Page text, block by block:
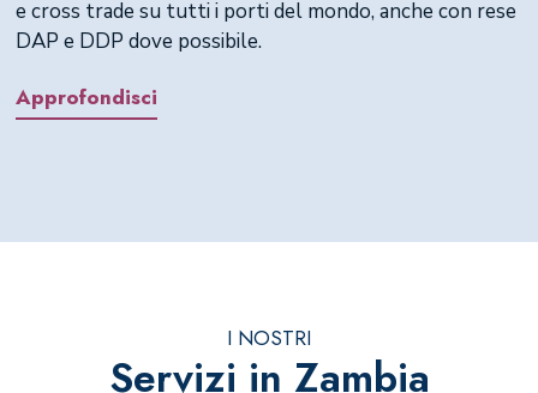
e cross trade su tutti i porti del mondo, anche con rese
DAP e DDP dove possibile.
Approfondisci
I NOSTRI
Servizi in Zambia